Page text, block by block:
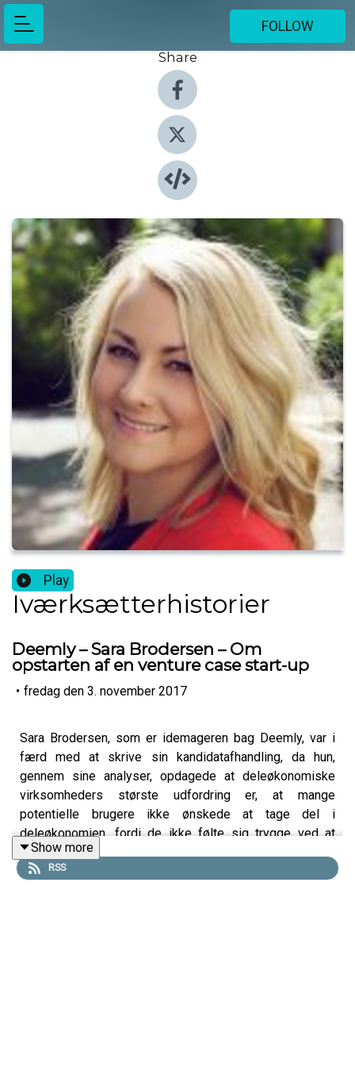
FOLLOW
Share
Play
Iværksætterhistorier
Deemly – Sara Brodersen – Om
opstarten af en venture case start-up
• fredag den 3. november 2017
Sara Brodersen, som er idemageren bag Deemly, var i
færd med at skrive sin kandidatafhandling, da hun,
gennem sine analyser, opdagede at deleøkonomiske
virksomheders største udfordring er, at mange
potentielle brugere ikke ønskede at tage del i
deleøkonomien, fordi de ikke følte sig trygge ved at
handle med fremmede.
Show more
RSS